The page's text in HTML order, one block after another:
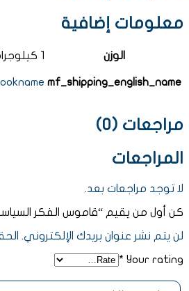
معلومات إضافية
الوزن 1 كيلوجرام
mf_shipping_english_name
مراجعات (0)
المراجعات
لا توجد مراجعات بعد.
كن أول من يقيم “قاموس الفكر
لن يتم نشر عنوان بريدك الإلكتروني.
Your rating
*